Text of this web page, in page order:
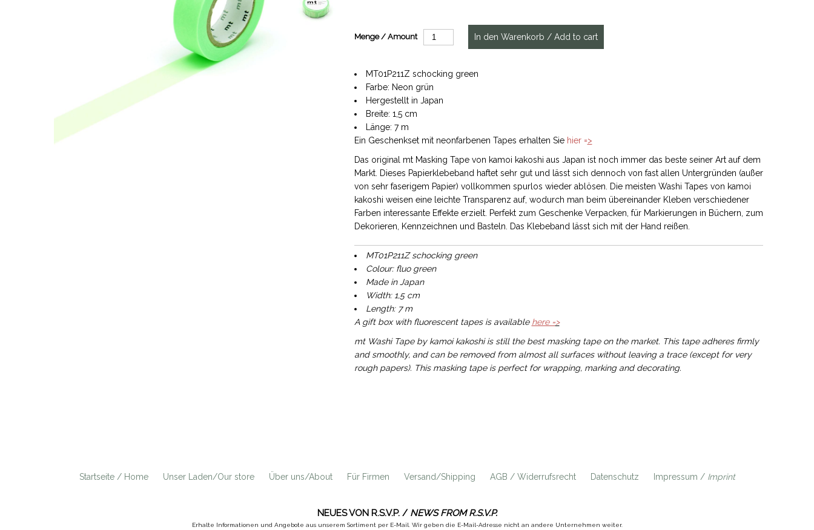
Menge / Amount
MT01P211Z schocking green
Farbe: Neon grün
Hergestellt in Japan
Breite: 1,5 cm
Länge: 7 m
Ein Geschenkset mit neonfarbenen Tapes erhalten Sie hier =>
Das original mt Masking Tape von kamoi kakoshi aus Japan ist noch immer das beste seiner Art auf dem
Markt. Dieses Papierklebeband haftet sehr gut und lässt sich dennoch von fast allen Untergründen (außer
von sehr faserigem Papier) vollkommen spurlos wieder ablösen. Die meisten Washi Tapes von kamoi
kakoshi weisen eine leichte Transparenz auf, wodurch man beim übereinander Kleben verschiedener
Farben interessante Effekte erzielt. Perfekt zum Geschenke Verpacken, für Markierungen in Büchern, zum
Dekorieren, Kennzeichnen und Basteln. Das Klebeband lässt sich mit der Hand reißen.
MT01P211Z schocking green
Colour: fluo green
Made in Japan
Width: 1,5 cm
Length: 7 m
A gift box with fluorescent tapes is available here =>
mt Washi Tape by kamoi kakoshi is still the best masking tape on the market. This tape adheres firmly
and smoothly, and can be removed from almost all surfaces without leaving a trace (except for very
rough papers). This masking tape is perfect for wrapping, marking and decorating.
Startseite / Home Unser Laden/Our store Über uns/About Für Firmen Versand/Shipping AGB / Widerrufsrecht Datenschutz Impressum / Imprint
NEUES VON R.S.V.P. / NEWS FROM R.S.V.P.
Erhalte Informationen und Angebote aus unserem Sortiment per E-Mail. Wir geben die E-Mail-Adresse nicht an andere Unternehmen weiter.